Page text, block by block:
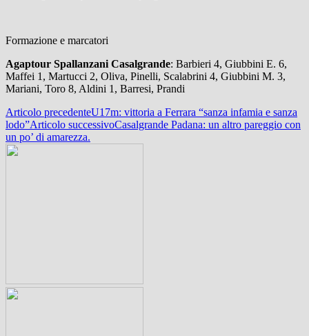
Formazione e marcatori
Agaptour Spallanzani Casalgrande: Barbieri 4, Giubbini E. 6,
Maffei 1, Martucci 2, Oliva, Pinelli, Scalabrini 4, Giubbini M. 3,
Mariani, Toro 8, Aldini 1, Barresi, Prandi
Navigazione
articolo
Articolo precedenteU17m: vittoria a Ferrara “sanza infamia e sanza
lodo”Articolo successivoCasalgrande Padana: un altro pareggio con
un po’ di amarezza.